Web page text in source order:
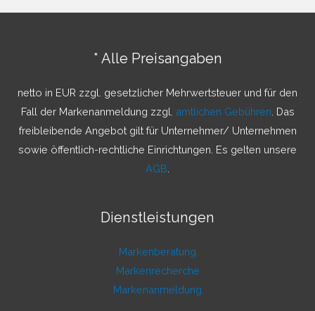
h
* Alle Preisangaben
netto in EUR zzgl. gesetzlicher Mehrwertsteuer und für den
Fall der Markenanmeldung zzgl. amtlichen Gebühren . Das
freibleibende Angebot gilt für Unternehmer/ Unternehmen
sowie öffentlich-rechtliche Einrichtungen. Es gelten unsere
AGB
Dienstleistungen
Markenberatung
Markenrecherche
Markenanmeldung